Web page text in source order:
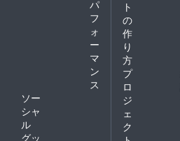
パ
フ
ォ
ー
マ
ン
ス
ソー
シャ
ル
グッ
ト
の
作
り
方
プ
ロ
ジ
ェ
ク